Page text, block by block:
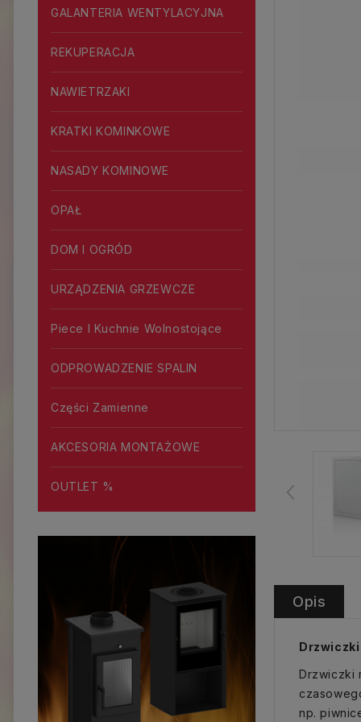
GALANTERIA WENTYLACYJNA
REKUPERACJA
NAWIETRZAKI
KRATKI KOMINKOWE
NASADY KOMINOWE
OPAŁ
DOM I OGRÓD
URZĄDZENIA GRZEWCZE
Piece I Kuchnie Wolnostojące
ODPROWADZENIE SPALIN
Części Zamienne
AKCESORIA MONTAŻOWE
OUTLET %
Opis
Drzwiczki
Drzwiczki
np.